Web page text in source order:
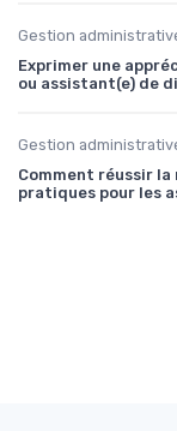
Gestion
Exprimer une
ou assistant(e) de
Gestion
Comment réussir la
pratiques pour les